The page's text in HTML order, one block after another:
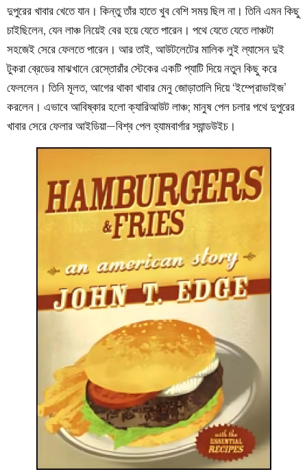
দুপুরের খাবার খেতে যান। কিন্তু তাঁর হাতে খুব বেশি সময় ছিল না। তিনি এমন কিছু
চাইছিলেন, যেন লাঞ্চ নিয়েই বের হয়ে যেতে পারেন। পথে যেতে যেতে লাঞ্চটা
সহজেই সেরে ফেলতে পারেন। আর তাই, আউটলেটের মালিক লুই ল্যাসেন দুই
টুকরা ব্রেডের মাঝখানে রেস্তোরাঁর স্টেকের একটি প্যাটি দিয়ে নতুন কিছু করে
ফেললেন। তিনি মূলত, আগের থাকা খাবার মেনু জোড়াতালি দিয়ে ‘ইম্প্রোভাইজ’
করলেন। এভাবে আবিষ্কার হলো ক্যারিআউট লাঞ্চ; মানুষ পেল চলার পথে দুপুরের
খাবার সেরে ফেলার আইডিয়া—বিশ্ব পেল হ্যামবার্গার স্যান্ডউইচ।